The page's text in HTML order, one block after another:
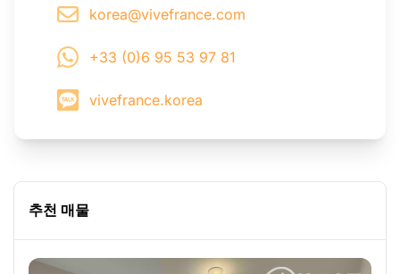
korea@vivefrance.com
+33 (0)6 95 53 97 81
vivefrance.korea
추천 매물